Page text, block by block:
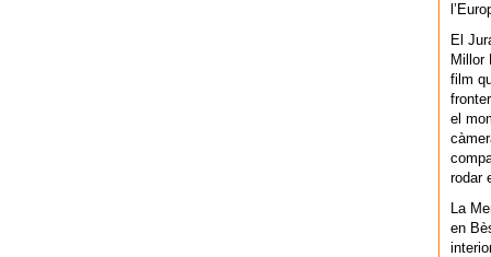
El
Millor
film
el
rodar
La
en